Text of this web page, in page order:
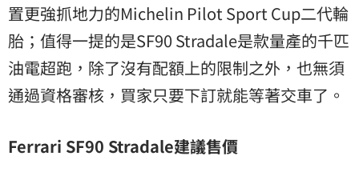
置更強抓地力的Michelin Pilot Sport Cup二代輪
胎；值得一提的是SF90 Stradale是款量產的千匹
油電超跑，除了沒有配額上的限制之外，也無須
通過資格審核，買家只要下訂就能等著交車了。
Ferrari SF90 Stradale建議售價